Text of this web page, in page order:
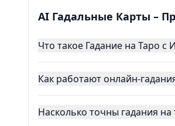
AI Гадальные Карты –
Что такое Гадание на Таро с
Как работают онлайн-
Насколько точны гадания на